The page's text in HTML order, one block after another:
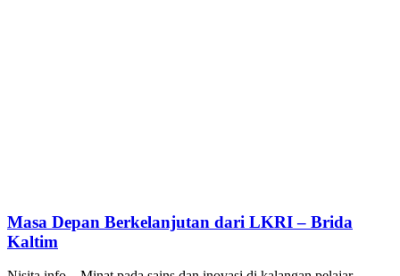
Masa Depan Berkelanjutan dari LKRI – Brida
Kaltim